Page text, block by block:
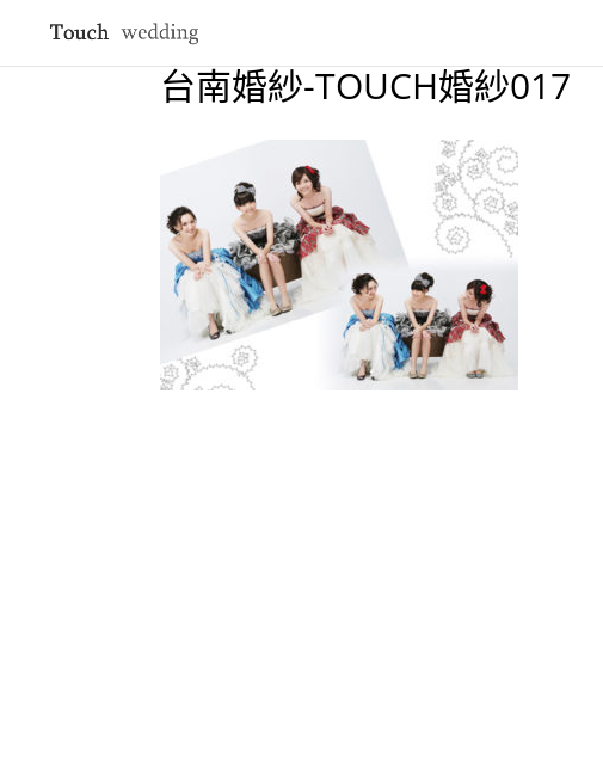
台南婚紗-TOUCH婚紗017